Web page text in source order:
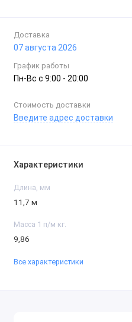
Доставка
07 августа 2026
График работы
Пн-Вc с 9:00 - 20:00
Стоимость доставки
Введите адрес доставки
Характеристики
Длина, мм
11,7 м
Масса 1 п/м кг.
9,86
Все характеристики